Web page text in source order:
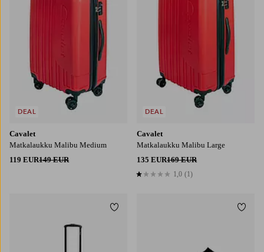
Cavalet
Matkalaukku Malibu Medium
119 EUR149 EUR
DEAL
Cavalet
Matkalaukku Malibu Large
135 EUR169 EUR
1,0 perustuen 1 arvosanaan
1,0 (1)
DEAL
Lisää suosikkeihin